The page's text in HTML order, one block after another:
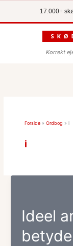
17.000+
Korrekt
Forside »Ordbog »i
i
Ideel